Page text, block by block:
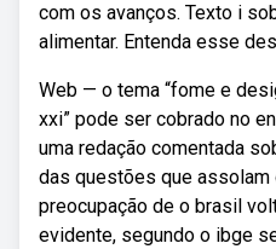
com os avanços. Texto i
alimentar. Entenda esse
Web — o tema “fome e
xxi” pode ser cobrado no
uma redação comentada
das questões que assolam
preocupação de o brasil
evidente, segundo o ibge